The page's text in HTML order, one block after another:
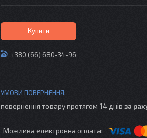
Купити
+380 (66) 680-34-96
повернення товару протягом 14 днів за